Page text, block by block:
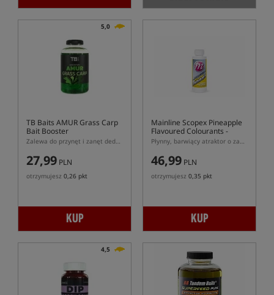
5,0
TB Baits AMUR Grass Carp
Bait Booster
Zalewa do przynęt i zanęt dedykowana do łowienia amurów
27,99 PLN
otrzymujesz 0,26 pkt
KUP
Mainline Scopex Pineapple
Flavoured Colourants -
Yellow
Płynny, barwiący atraktor o zapachu Scopex Pineapple
46,99 PLN
otrzymujesz 0,35 pkt
KUP
4,5